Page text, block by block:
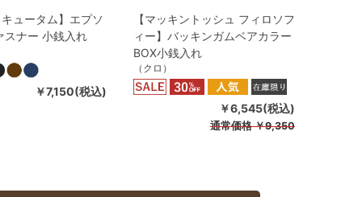
ュータム】エプソ
スナー 小銭入れ
￥7,150(税込)
【マッキントッシュ フィロソフ
ィー】バッキンガムベアカラー
BOX小銭入れ
（クロ）
￥6,545(税込)
通常価格￥9,350